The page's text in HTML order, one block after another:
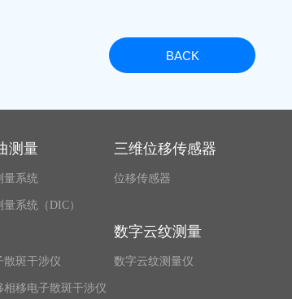
BACK
测量
量系统
系统（DIC）
三维位移传感器
位移传感器
散斑干涉仪
相移电子散斑干涉仪
数字云纹测量
数字云纹测量仪